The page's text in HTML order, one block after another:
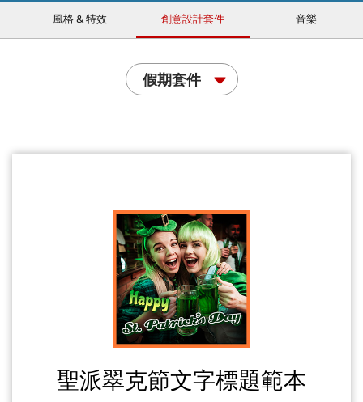
風格 & 特效 創意設計套件 音樂
假期套件
聖派翠克節文字標題範本